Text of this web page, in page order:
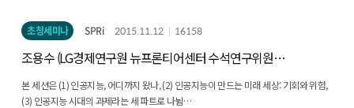
초청세미나 SPRi 2015.11.12 16158
조용수 (LG경제연구원 뉴프론티어센터 수석연구위원
센터장) 인공지능이 여는 미래 세상. 기회와 위험, 그리고
우리의 과제
본 세션은 (1) 인공지능, 어디까지 왔나, (2) 인공지능이 만드는 미래 세상: 기회와 위험,
(3) 인공지능 시대의 과제라는 세 파트로 나뉨